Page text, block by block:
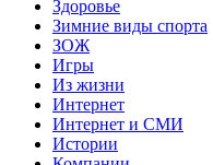
Здоровье
Зимние виды спорта
ЗОЖ
Игры
Из жизни
Интернет
Интернет и СМИ
Истории